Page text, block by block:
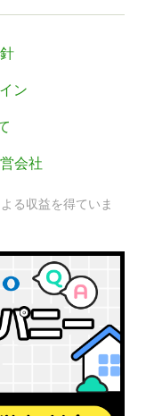
ン
会社
る収益を得ていま